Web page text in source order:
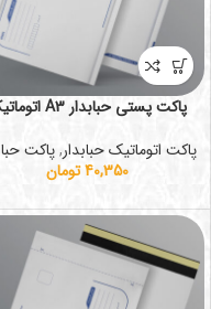
پاکت پستی حبابدار A3 اتوماتیک
پاکت اتوماتیک حبابدار,پاکت
40,350تومان